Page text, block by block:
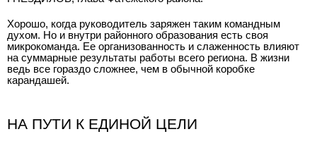
Хорошо, когда руководитель заряжен таким командным
духом. Но и внутри районного образования есть своя
микрокоманда. Ее организованность и слаженность влияют
на суммарные результаты работы всего региона. В жизни
ведь все гораздо сложнее, чем в обычной коробке
карандашей.
НА ПУТИ К ЕДИНОЙ ЦЕЛИ